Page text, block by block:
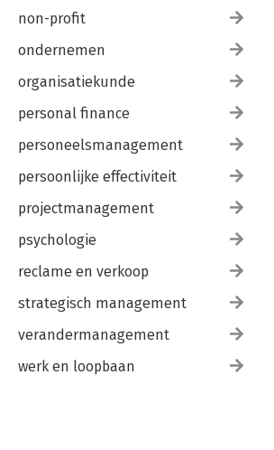
non-profit
ondernemen
organisatiekunde
personal finance
personeelsmanagement
persoonlijke effectiviteit
projectmanagement
psychologie
reclame en verkoop
strategisch management
verandermanagement
werk en loopbaan